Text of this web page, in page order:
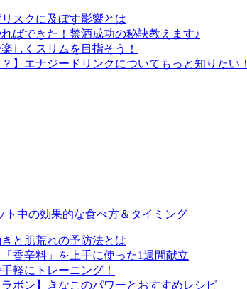
スクに及ぼす影響とは
ばできた！禁酒成功の秘訣教えます♪
しくスリムを目指そう！
】エナジードリンクについてもっと知りたい！
ト中の効果的な食べ方＆タイミング
と肌荒れの予防法とは
香辛料」を上手に使った1週間献立
軽にトレーニング！
ボン】きなこのパワーとおすすめレシピ